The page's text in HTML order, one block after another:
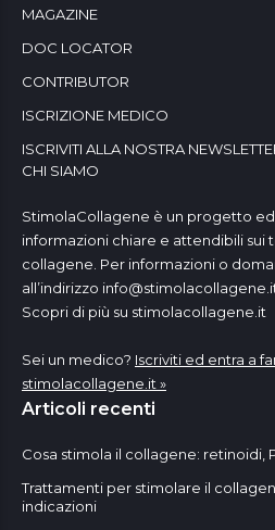
MAGAZINE
DOC LOCATOR
CONTRIBUTOR
ISCRIZIONE MEDICO
ISCRIVITI ALLA NOSTRA
CHI SIAMO
StimolaCollagene è un progetto
informazioni chiare e attendibili sui
collagene. Per informazioni o
all’indirizzo
Scopri di più su stimolacollagene.it
Sei un medico? Iscriviti ed entra a
stimolacollagene.it »
Articoli recenti
Cosa stimola il collagene: retinoidi,
Trattamenti per stimolare il
indicazioni